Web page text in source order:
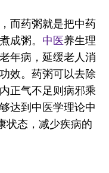
而药粥就是把中药
成粥。 中医养生理
年病，延缓老人消
功效。药粥可以去除
正气不足则病邪乘
达到中医学理论中
状态，减少疾病的